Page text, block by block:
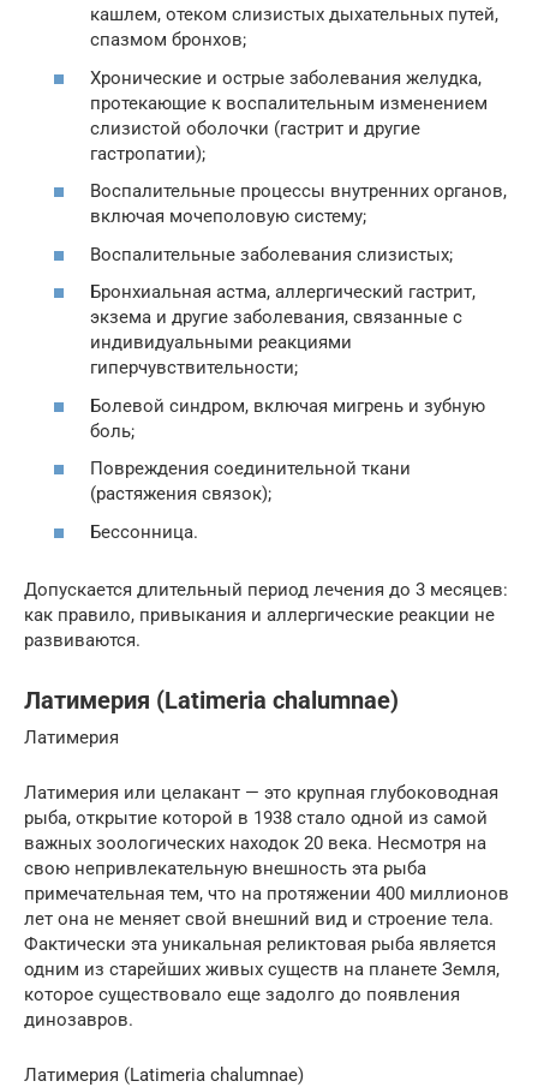
кашлем, отеком слизистых дыхательных путей,
спазмом бронхов;
Хронические и острые заболевания желудка,
протекающие к воспалительным изменением
слизистой оболочки (гастрит и другие
гастропатии);
Воспалительные процессы внутренних органов,
включая мочеполовую систему;
Воспалительные заболевания слизистых;
Бронхиальная астма, аллергический гастрит,
экзема и другие заболевания, связанные с
индивидуальными реакциями
гиперчувствительности;
Болевой синдром, включая мигрень и зубную
боль;
Повреждения соединительной ткани
(растяжения связок);
Бессонница.
Допускается длительный период лечения до 3 месяцев:
как правило, привыкания и аллергические реакции не
развиваются.
Латимерия (Latimeria chalumnae)
Латимерия
Латимерия или целакант — это крупная глубоководная
рыба, открытие которой в 1938 стало одной из самой
важных зоологических находок 20 века. Несмотря на
свою непривлекательную внешность эта рыба
примечательная тем, что на протяжении 400 миллионов
лет она не меняет свой внешний вид и строение тела.
Фактически эта уникальная реликтовая рыба является
одним из старейших живых существ на планете Земля,
которое существовало еще задолго до появления
динозавров.
Латимерия (Latimeria chalumnae)